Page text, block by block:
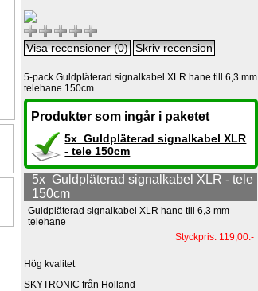
5-pack Guldpläterad signalkabel XLR hane till 6,3 mm
telehane 150cm
Produkter som ingår i paketet
5x Guldpläterad signalkabel XLR
- tele 150cm
5x Guldpläterad signalkabel XLR - tele
150cm
Guldpläterad signalkabel XLR hane till 6,3 mm
telehane
Styckpris: 119,00:-
Hög kvalitet
SKYTRONIC från Holland